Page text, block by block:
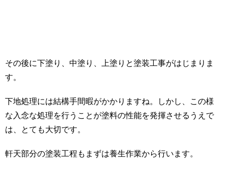
その後に下塗り、中塗り、上塗りと塗装工事がはじまりま
す。
下地処理には結構手間暇がかかりますね。しかし、この様
な入念な処理を行うことが塗料の性能を発揮させるうえで
は、とても大切です。
軒天部分の塗装工程もまずは養生作業から行います。